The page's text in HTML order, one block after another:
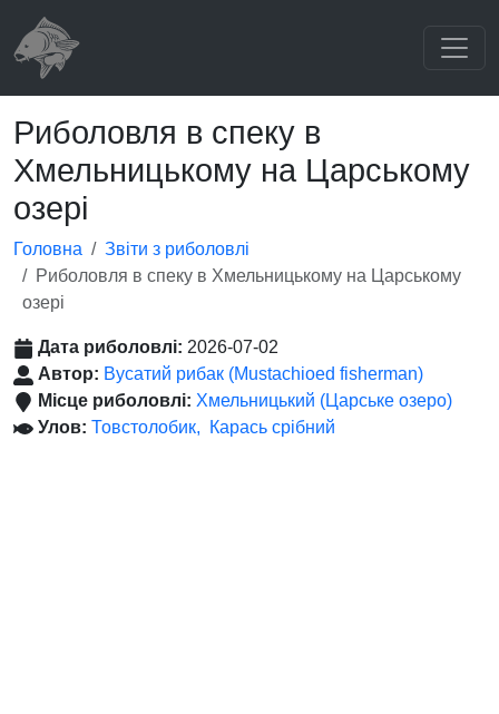
Риболовля в спеку в
Хмельницькому на Царському
озері
Головна
Звіти з риболовлі
Риболовля в спеку в Хмельницькому на Царському
озері
Дата риболовлі: 2026-07-02
Автор: Вусатий рибак (Mustachioed fisherman)
Місце риболовлі: Хмельницький (Царське озеро)
Улов: Товстолобик Карась срібний